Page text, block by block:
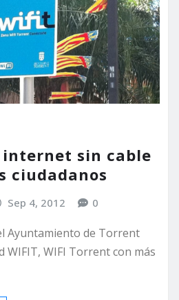
internet sin cable
ciudadanos
Sep 4, 2012 0
Ayuntamiento de Torrent
WIFIT, WIFI Torrent con más